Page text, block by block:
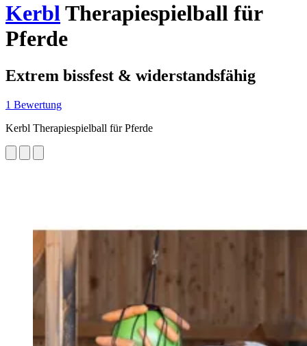
KerblTherapiespielball für
Pferde
Extrem bissfest & widerstandsfähig
1 Bewertung
Kerbl Therapiespielball für Pferde